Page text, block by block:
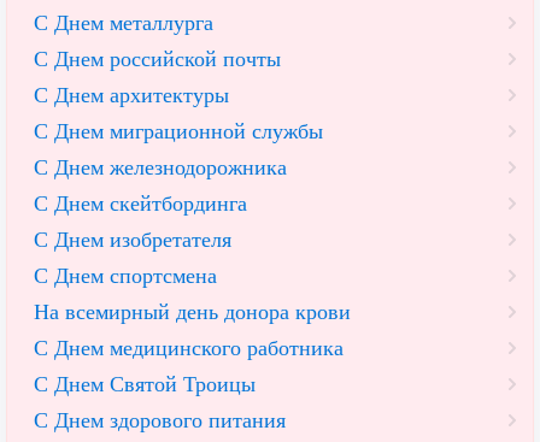
С Днем металлурга
С Днем российской почты
С Днем архитектуры
С Днем миграционной службы
С Днем железнодорожника
С Днем скейтбординга
С Днем изобретателя
С Днем спортсмена
На всемирный день донора крови
С Днем медицинского работника
С Днем Святой Троицы
С Днем здорового питания